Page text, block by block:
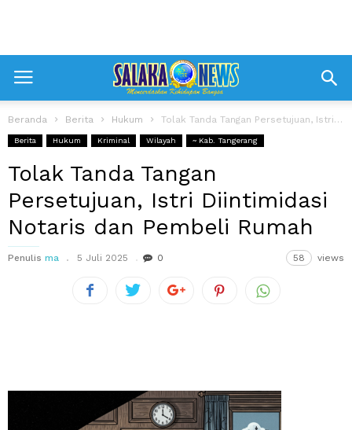
Beranda Berita Hukum Tolak Tanda Tangan Persetujuan, Istri Diintimidasi Notaris dan Pembeli Rumah
Berita Hukum Kriminal Wilayah ~ Kab. Tangerang
Tolak Tanda Tangan
Persetujuan, Istri Diintimidasi
Notaris dan Pembeli Rumah
Penulis ma 5 Juli 2025 0 58 views